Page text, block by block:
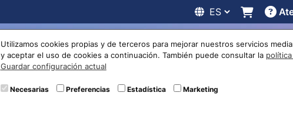
Compra online Cotizaciones
Compra y venta
Utilizamos cookies propias y de terceros para mejorar nuestros servicios
y aceptar el uso de cookies a continuación. También puede consultar la
Guardar configuración actual
Necesarias Preferencias Estadística Marketing